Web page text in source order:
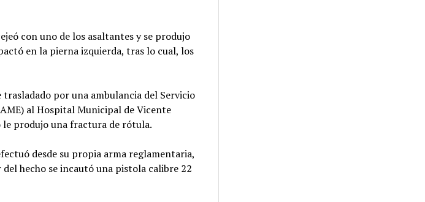
con uno de los asaltantes y se produjo
en la pierna izquierda, tras lo cual, los
por una ambulancia del Servicio
al Hospital Municipal de Vicente
le produjo una fractura de rótula.
desde su propia arma reglamentaria,
hecho se incautó una pistola calibre 22